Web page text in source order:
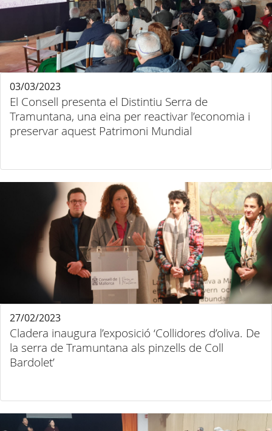
El Consell presenta el Distintiu Serra de
Tramuntana, una eina per reactivar l’economia i
preservar aquest Patrimoni Mundial
03/03/2023
Cladera inaugura l’exposició ‘Collidores d’oliva. De
la serra de Tramuntana als pinzells de Coll
Bardolet’
27/02/2023